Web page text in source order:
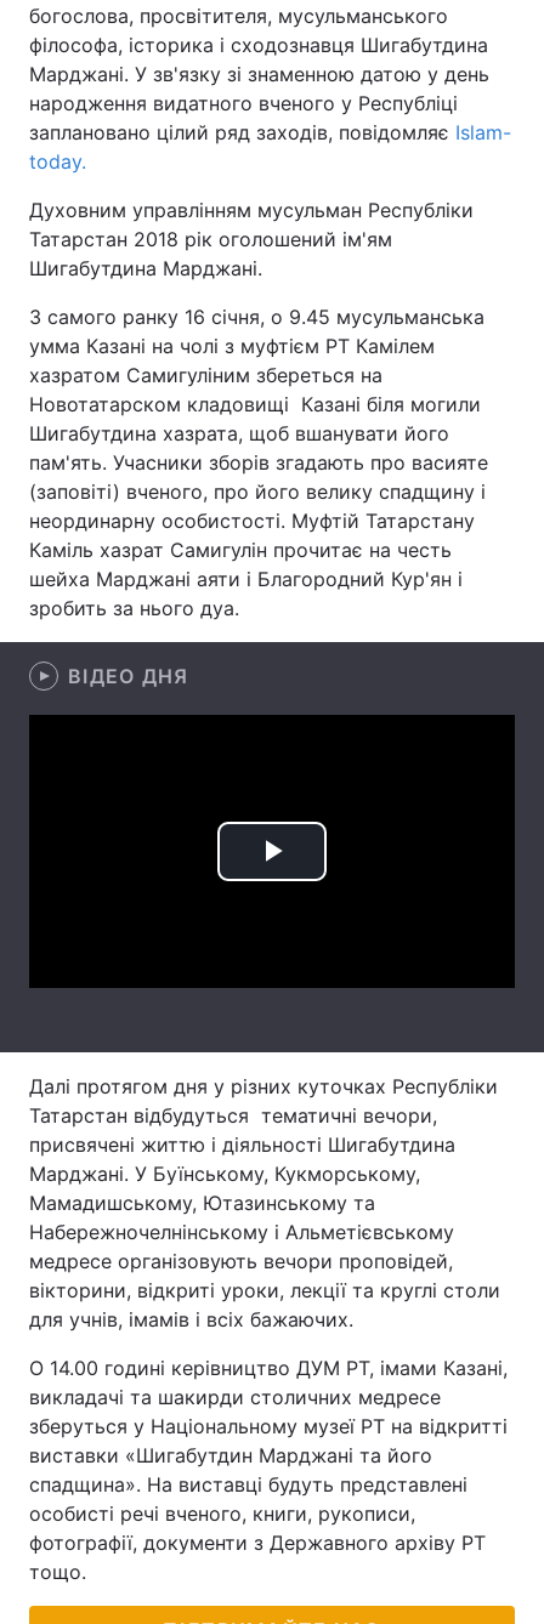
Головна Війна
Україна Політика
Економіка Світ
Спорт
Техно і зв'язок Лайт
Здоров'я Туризм
Цікавинки Погода
Екологія Регіони
Лонгріди
Тема оформлення
богослова, просвітителя, мусульманського
філософа, історика і сходознавця Шигабутдина
Марджані. У зв'язку зі знаменною датою у день
народження видатного вченого у Республіці
заплановано цілий ряд заходів, повідомляє Islam-
today.
Духовним управлінням мусульман Республіки
Татарстан 2018 рік оголошений ім'ям
Шигабутдина Марджані.
З самого ранку 16 січня, о 9.45 мусульманська
умма Казані на чолі з муфтієм РТ Камілем
хазратом Самигуліним збереться на
Новотатарском кладовищі Казані біля могили
Шигабутдина хазрата, щоб вшанувати його
пам'ять. Учасники зборів згадають про васияте
(заповіті) вченого, про його велику спадщину і
неординарну особистості. Муфтій Татарстану
Каміль хазрат Самигулін прочитає на честь
шейха Марджані аяти і Благородний Кур'ян і
зробить за нього дуа.
ВІДЕО ДНЯ
Play
Далі протягом дня у різних куточках Республіки
Татарстан відбудуться тематичні вечори,
присвячені життю і діяльності Шигабутдина
Марджані. У Буїнському, Кукморському,
Мамадишському, Ютазинському та
Набережночелнінському і Альметієвському
медресе організовують вечори проповідей,
вікторини, відкриті уроки, лекції та круглі столи
для учнів, імамів і всіх бажаючих.
О 14.00 годині керівництво ДУМ РТ, імами Казані,
викладачі та шакирди столичних медресе
зберуться у Національному музеї РТ на відкритті
виставки «Шигабутдин Марджані та його
спадщина». На виставці будуть представлені
особисті речі вченого, книги, рукописи,
фотографії, документи з Державного архіву РТ
тощо.